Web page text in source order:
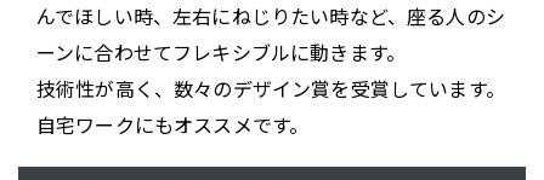
んでほしい時、左右にねじりたい時など、座る人のシ
ーンに合わせてフレキシブルに動きます。
技術性が高く、数々のデザイン賞を受賞しています。
自宅ワークにもオススメです。